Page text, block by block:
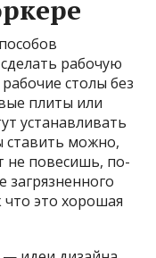
рабочую
столы без
плиты или
устанавливать
ставить можно,
не повесишь, по-
загрязненного
что это хорошая